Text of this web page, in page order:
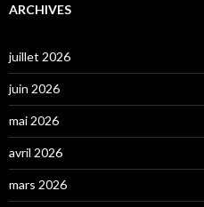
ARCHIVES
juillet 2026
juin 2026
mai 2026
avril 2026
mars 2026